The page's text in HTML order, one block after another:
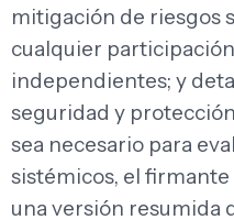
mitigación de riesgos
cualquier
independientes; y
seguridad y
sea necesario para
sistémicos, el
una versión resumida